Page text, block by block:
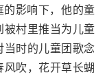
影响下，他的童
村里推当为儿童
时的儿童团歌念
吹，花开草长蝴